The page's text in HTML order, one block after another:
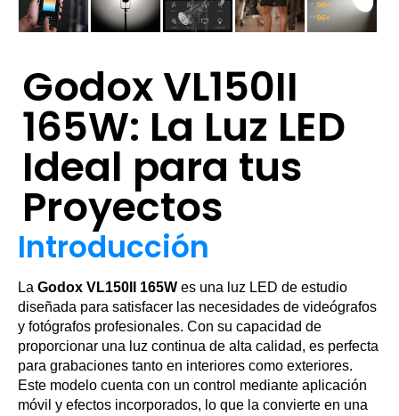
Godox VL150II
165W: La Luz LED
Ideal para tus
Proyectos
Introducción
La Godox VL150II 165W es una luz LED de estudio
diseñada para satisfacer las necesidades de videógrafos
y fotógrafos profesionales. Con su capacidad de
proporcionar una luz continua de alta calidad, es perfecta
para grabaciones tanto en interiores como exteriores.
Este modelo cuenta con un control mediante aplicación
móvil y efectos incorporados, lo que la convierte en una